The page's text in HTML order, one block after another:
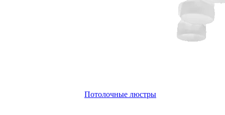
Потолочные люстры